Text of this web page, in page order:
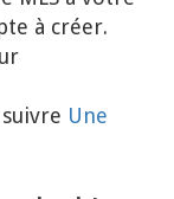
à créer.
Une